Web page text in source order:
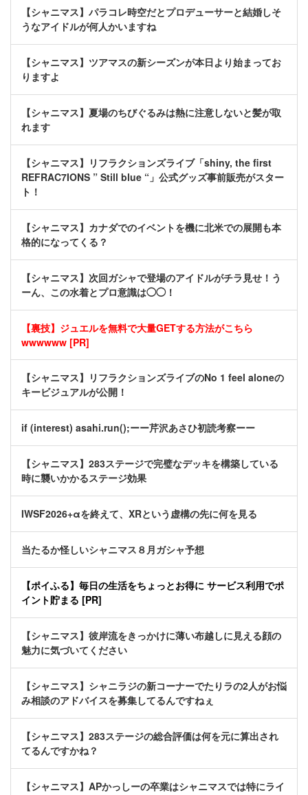
【シャニマス】パラコレ時空だとプロデューサーと結婚しそ
うなアイドルが何人かいますね
【シャニマス】ツアマスの新シーズンが本日より始まってお
りますよ
【シャニマス】夏場のちびぐるみは熱に注意しないと髪が取
れます
【シャニマス】リフラクションズライブ「shiny, the first
REFRAC7IONS ” Still blue “」公式グッズ事前販売がスター
ト！
【シャニマス】カナダでのイベントを機に北米での展開も本
格的になってくる？
【シャニマス】次回ガシャで登場のアイドルがチラ見せ！う
ーん、この水着とプロ意識は◯◯！
【裏技】ジュエルを無料で大量GETする方法がこちら
wwwwww [PR]
【シャニマス】リフラクションズライブのNo 1 feel aloneの
キービジュアルが公開！
if (interest) asahi.run();ーー芹沢あさひ初読考察ーー
【シャニマス】283ステージで完璧なデッキを構築している
時に襲いかかるステージ効果
IWSF2026+αを終えて、XRという虚構の先に何を見る
当たるか怪しいシャニマス８月ガシャ予想
【ポイふる】毎日の生活をちょっとお得に サービス利用でポ
イント貯まる [PR]
【シャニマス】彼岸流をきっかけに薄い布越しに見える顔の
魅力に気づいてください
【シャニマス】シャニラジの新コーナーでたりラの2人がお悩
み相談のアドバイスを募集してるんですねぇ
【シャニマス】283ステージの総合評価は何を元に算出され
てるんですかね？
【シャニマス】APかっしーの卒業はシャニマスでは特にライ